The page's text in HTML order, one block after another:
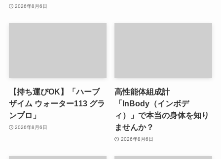
2026年8月6日
【持ち運びOK】「ハーブ
ザイム ウォーター113 グラ
ンプロ」
2026年8月6日
高性能体組成計
「InBody（インボデ
ィ）」で本当の身体を知り
ませんか？
2026年8月6日